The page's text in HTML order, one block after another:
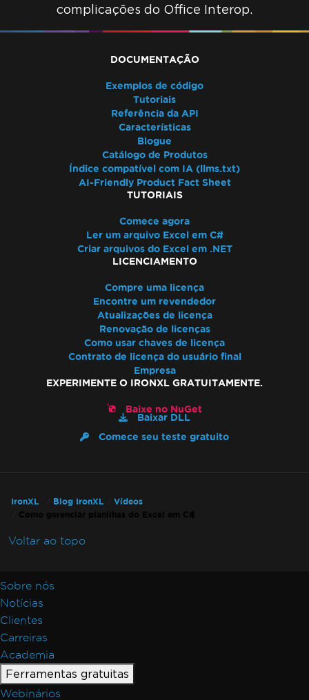
complicações do Office Interop.
DOCUMENTAÇÃO
Exemplos de código
Tutoriais
Referência da API
Características
Blogue
Catálogo de Produtos
Índice compatível com IA (llms.txt)
AI-Friendly Product Fact Sheet
TUTORIAIS
Comece agora
Ler um arquivo Excel em C#
Criar arquivos do Excel em .NET
LICENCIAMENTO
Compre uma licença
Encontre um revendedor
Atualizações de licença
Renovação de licenças
Como usar chaves de licença
Contrato de licença do usuário final
Empresa
EXPERIMENTE O IRONXL GRATUITAMENTE.
Baixe no NuGet
Baixar DLL
Comece seu teste gratuito
IronXL Blog IronXL
Vídeos
Como gerenciar planilhas do Excel em C#
Voltar ao topo
Sobre nós
Notícias
Clientes
Carreiras
Academia
Ferramentas gratuitas
Webinários